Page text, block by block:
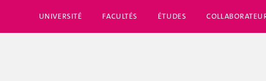
UNIVERSITÉ FACULTÉS ÉTUDES